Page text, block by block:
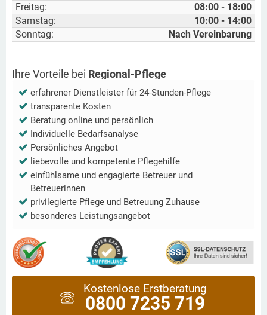
Freitag:
08:00 - 18:00
Samstag:
10:00 - 14:00
Sonntag:
Nach Vereinbarung
Ihre Vorteile bei Regional-Pflege
erfahrener Dienstleister für 24-Stunden-Pflege
transparente Kosten
Beratung online und persönlich
Individuelle Bedarfsanalyse
Persönliches Angebot
liebevolle und kompetente Pflegehilfe
einfühlsame und engagierte Betreuer und
Betreuerinnen
privilegierte Pflege und Betreuung Zuhause
besonderes Leistungsangebot
Kostenlose Erstberatung
0800 7235 719